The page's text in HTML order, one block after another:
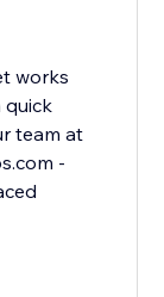
works
quick
team at
-